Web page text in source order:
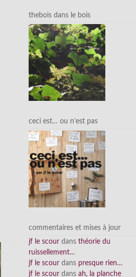
thebois dans le bois
ceci est… ou n’est pas
commentaires et mises à jour
jf le scour dans théorie du
ruissellement…
jf le scour dans presque rien…
jf le scour dans ah, la planche